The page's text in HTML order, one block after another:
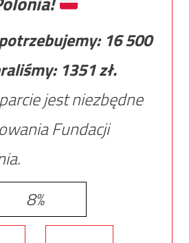
16 500
1351zł.
jest niezbędne
Fundacji
8%